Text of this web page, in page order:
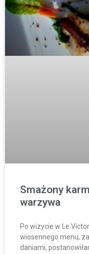
Smażony
warzywa
Po wizycie w Le
wiosennego menu,
daniami,